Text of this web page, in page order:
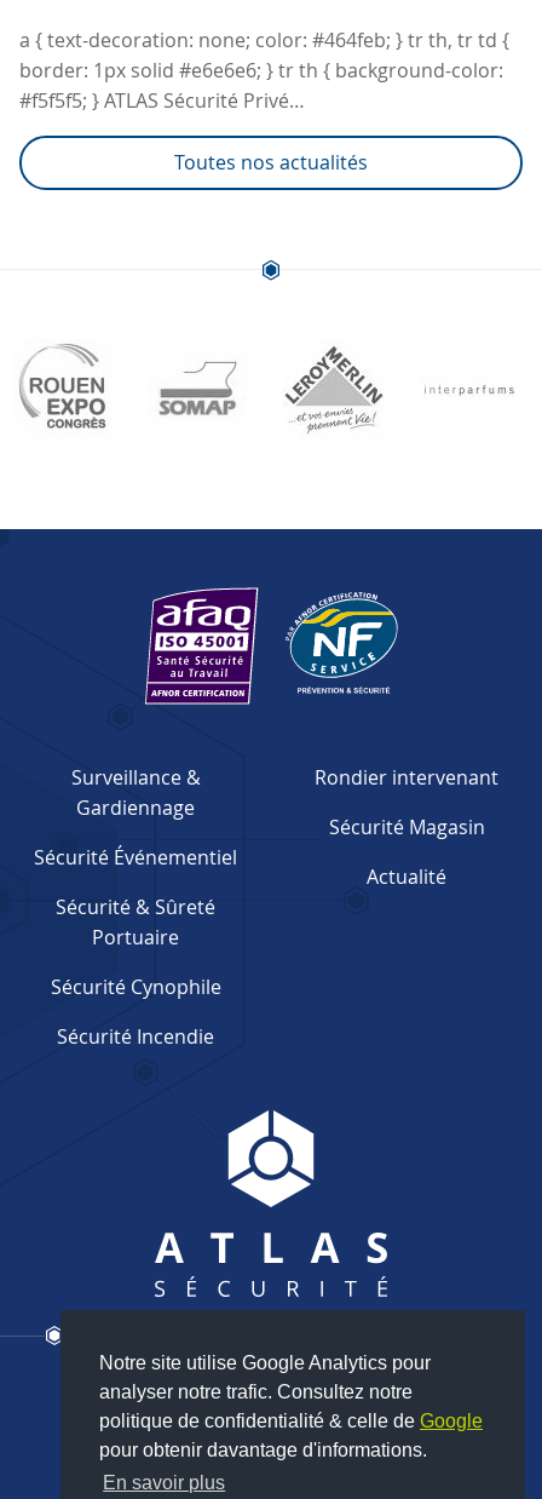
Notre site utilise Google Analytics pour
analyser notre trafic. Consultez notre
politique de confidentialité & celle de Google
pour obtenir davantage d'informations.
En savoir plus
a { text-decoration: none; color: #464feb; } tr th, tr td {
border: 1px solid #e6e6e6; } tr th { background-color:
#f5f5f5; } ATLAS Sécurité Privé…
Toutes nos actualités
Nous contacter
02 35 80 85 24
Surveillance &
Gardiennage
Sécurité Événementiel
Sécurité & Sûreté
Portuaire
Sécurité Cynophile
Sécurité Incendie
Rondier intervenant
Sécurité Magasin
Actualité